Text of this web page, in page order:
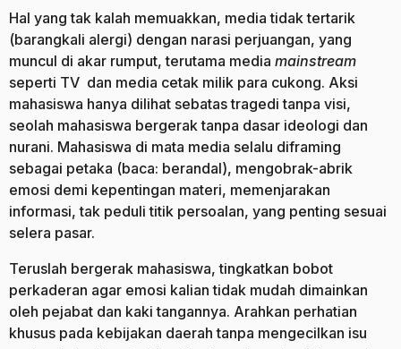
Hal yang tak kalah memuakkan, media tidak tertarik
(barangkali alergi) dengan narasi perjuangan, yang
muncul di akar rumput, terutama media mainstream
seperti TV dan media cetak milik para cukong. Aksi
mahasiswa hanya dilihat sebatas tragedi tanpa visi,
seolah mahasiswa bergerak tanpa dasar ideologi dan
nurani. Mahasiswa di mata media selalu diframing
sebagai petaka (baca: berandal), mengobrak-abrik
emosi demi kepentingan materi, memenjarakan
informasi, tak peduli titik persoalan, yang penting sesuai
selera pasar.
Teruslah bergerak mahasiswa, tingkatkan bobot
perkaderan agar emosi kalian tidak mudah dimainkan
oleh pejabat dan kaki tangannya. Arahkan perhatian
khusus pada kebijakan daerah tanpa mengecilkan isu